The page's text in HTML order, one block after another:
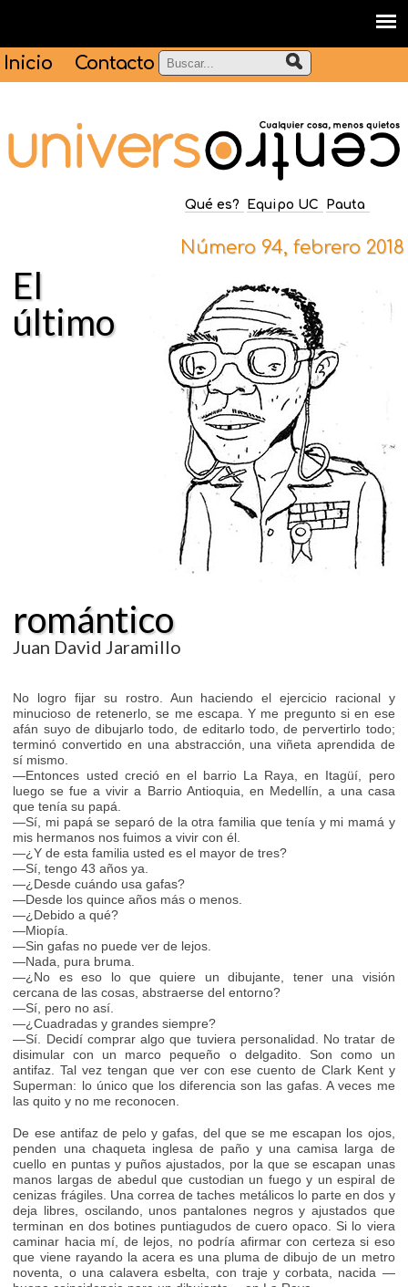
Inicio Contacto
Qué es? Equipo UC Pauta
Número 94, febrero 2018
El
último
romántico
Juan David Jaramillo
No logro fijar su rostro. Aun haciendo el ejercicio racional y
minucioso de retenerlo, se me escapa. Y me pregunto si en ese
afán suyo de dibujarlo todo, de editarlo todo, de pervertirlo todo;
terminó convertido en una abstracción, una viñeta aprendida de
sí mismo.
—Entonces usted creció en el barrio La Raya, en Itagüí, pero
luego se fue a vivir a Barrio Antioquia, en Medellín, a una casa
que tenía su papá.
—Sí, mi papá se separó de la otra familia que tenía y mi mamá y
mis hermanos nos fuimos a vivir con él.
—¿Y de esta familia usted es el mayor de tres?
—Sí, tengo 43 años ya.
—¿Desde cuándo usa gafas?
—Desde los quince años más o menos.
—¿Debido a qué?
—Miopía.
—Sin gafas no puede ver de lejos.
—Nada, pura bruma.
—¿No es eso lo que quiere un dibujante, tener una visión
cercana de las cosas, abstraerse del entorno?
—Sí, pero no así.
—¿Cuadradas y grandes siempre?
—Sí. Decidí comprar algo que tuviera personalidad. No tratar de
disimular con un marco pequeño o delgadito. Son como un
antifaz. Tal vez tengan que ver con ese cuento de Clark Kent y
Superman: lo único que los diferencia son las gafas. A veces me
las quito y no me reconocen.
De ese antifaz de pelo y gafas, del que se me escapan los ojos,
penden una chaqueta inglesa de paño y una camisa larga de
cuello en puntas y puños ajustados, por la que se escapan unas
manos largas de abedul que custodian un fuego y un espiral de
cenizas frágiles. Una correa de taches metálicos lo parte en dos y
deja libres, oscilando, unos pantalones negros y ajustados que
terminan en dos botines puntiagudos de cuero opaco. Si lo viera
caminar hacia mí, de lejos, no podría afirmar con certeza si eso
que viene rayando la acera es una pluma de dibujo de un metro
noventa, o una calavera esbelta, con traje y corbata, nacida —